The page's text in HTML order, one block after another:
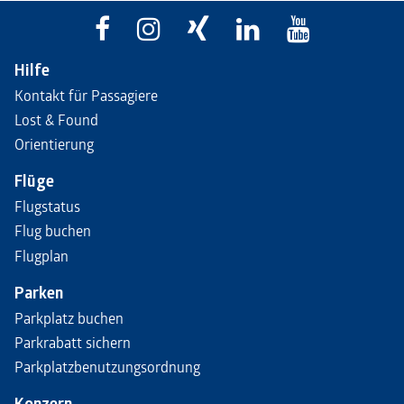
Hilfe
Kontakt für Passagiere
Lost & Found
Orientierung
Flüge
Flugstatus
Flug buchen
Flugplan
Parken
Parkplatz buchen
Parkrabatt sichern
Parkplatzbenutzungsordnung